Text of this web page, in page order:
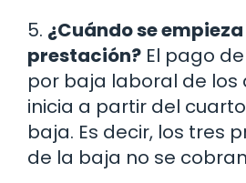
5. ¿Cuándo se
prestación? El pago
por baja laboral de los
inicia a partir del
baja. Es decir, los tres
de la baja no se